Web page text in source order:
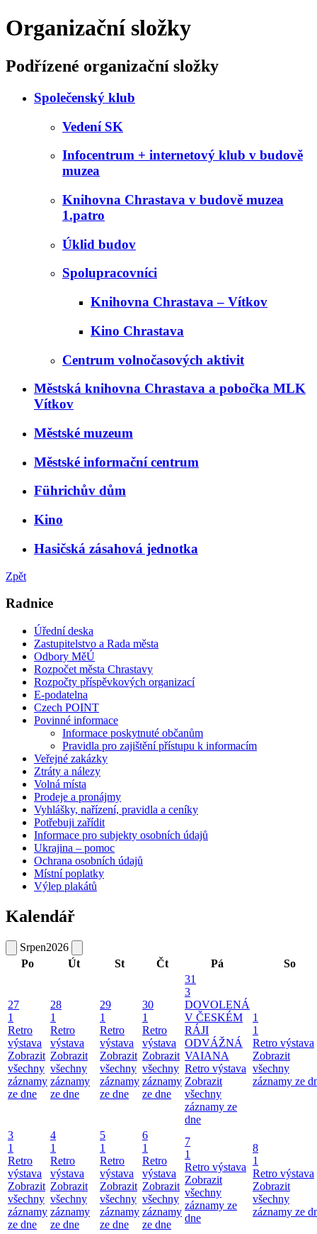
Organizační složky
Podřízené organizační složky
Společenský klub
Vedení SK
Infocentrum + internetový klub v budově
muzea
Knihovna Chrastava v budově muzea
1.patro
Úklid budov
Spolupracovníci
Knihovna Chrastava – Vítkov
Kino Chrastava
Centrum volnočasových aktivit
Městská knihovna Chrastava a pobočka MLK
Vítkov
Městské muzeum
Městské informační centrum
Führichův dům
Kino
Hasičská zásahová jednotka
Zpět
Radnice
Úřední deska
Zastupitelstvo a Rada města
Odbory MěÚ
Rozpočet města Chrastavy
Rozpočty příspěvkových organizací
E-podatelna
Czech POINT
Povinné informace
Informace poskytnuté občanům
Pravidla pro zajištění přístupu k informacím
Veřejné zakázky
Ztráty a nálezy
Volná místa
Prodeje a pronájmy
Vyhlášky, nařízení, pravidla a ceníky
Potřebuji zařídit
Informace pro subjekty osobních údajů
Ukrajina – pomoc
Ochrana osobních údajů
Místní poplatky
Výlep plakátů
Kalendář
Srpen2026
Po
Út St Čt Pá So
27
1
Retro
výstava
Zobrazit
všechny
záznamy
ze dne
28
1
Retro
výstava
Zobrazit
všechny
záznamy
ze dne
29
1
Retro
výstava
Zobrazit
všechny
záznamy
ze dne
30
1
Retro
výstava
Zobrazit
všechny
záznamy
ze dne
31
3
DOVOLENÁ
V ČESKÉM
RÁJI
ODVÁŽNÁ
VAIANA
Retro výstava
Zobrazit
všechny
záznamy ze
dne
1
1
Retro výstava
Zobrazit
všechny
záznamy ze
3
1
Retro
výstava
Zobrazit
všechny
záznamy
ze dne
4
1
Retro
výstava
Zobrazit
všechny
záznamy
ze dne
5
1
Retro
výstava
Zobrazit
všechny
záznamy
ze dne
6
1
Retro
výstava
Zobrazit
všechny
záznamy
ze dne
7
1
Retro výstava
Zobrazit
všechny
záznamy ze
dne
8
1
Retro výstava
Zobrazit
všechny
záznamy ze